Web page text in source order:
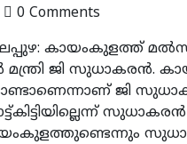
0 Comments
കായംകുളത്ത്
ജി സുധാകരന്‍.
ജി